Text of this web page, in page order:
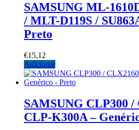
SAMSUNG ML-
/ MLT-D119S /
Preto
€15,12
Adicionar
SAMSUNG CLP300 /
CLP-K300A –